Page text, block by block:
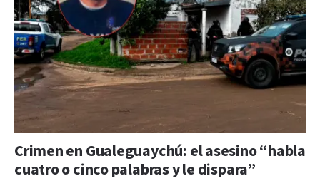
Crimen en Gualeguaychú: el asesino “habla
cuatro o cinco palabras y le dispara”